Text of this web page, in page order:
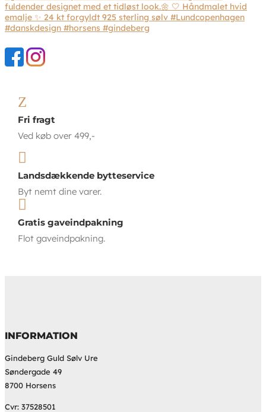
Z
Fri fragt
Ved køb over 499,-

Landsdækkende bytteservice
Byt nemt dine varer.

Gratis gaveindpakning
Flot gaveindpakning.
INFORMATION
Gindeberg Guld Sølv Ure
Søndergade 49
8700 Horsens
Cvr: 37528501